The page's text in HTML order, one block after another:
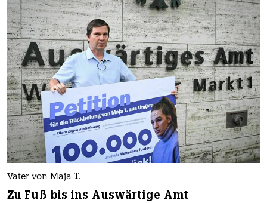
Vater von Maja T.
Zu Fuß bis ins Auswärtige Amt